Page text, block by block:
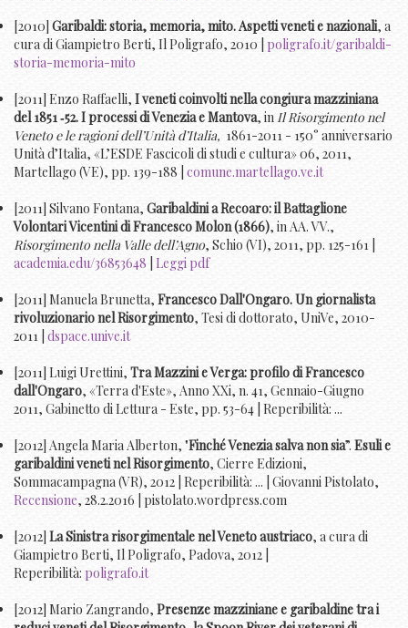
[2010] Garibaldi: storia, memoria, mito. Aspetti veneti e nazionali, a
cura di Giampietro Berti, Il Poligrafo, 2010 | poligrafo.it/garibaldi-
storia-memoria-mito
[2011] Enzo Raffaelli, I veneti coinvolti nella congiura mazziniana
del 1851 ‐52. I processi di Venezia e Mantova, inIl Risorgimento nel
Veneto e le ragioni dell’Unità d’Italia, 1861-2011 - 150° anniversario
Unità d’Italia, «L’ESDE Fascicoli di studi e cultura» 06, 2011,
Martellago (VE), pp. 139-188 | comune.martellago.ve.it
[2011] Silvano Fontana, Garibaldini a Recoaro: il Battaglione
Volontari Vicentini di Francesco Molon (1866), in AA. VV.,
Risorgimento nella Valle dell’Agno, Schio (VI), 2011, pp. 125-161 |
academia.edu/36853648 Leggi pdf
[2011] Manuela Brunetta, Francesco Dall'Ongaro. Un giornalista
rivoluzionario nel Risorgimento, Tesi di dottorato, UniVe, 2010-
2011 | dspace.unive.it
[2011] Luigi Urettini, Tra Mazzini e Verga: profilo di Francesco
dall'Ongaro, «Terra d'Este», Anno XXi, n. 41, Gennaio-Giugno
2011, Gabinetto di Lettura - Este, pp. 53-64 | Reperibilità: ...
[2012] Angela Maria Alberton, "Finché Venezia salva non sia”. Esuli e
garibaldini veneti nel Risorgimento, Cierre Edizioni,
Sommacampagna (VR), 2012 | Reperibilità: ... | Giovanni Pistolato,
Recensione, 28.2.2016 | pistolato.wordpress.com
[2012] La Sinistra risorgimentale nel Veneto austriaco, a cura di
Giampietro Berti, Il Poligrafo, Padova, 2012 |
Reperibilità: poligrafo.it
[2012] Mario Zangrando, Presenze mazziniane e garibaldine tra i